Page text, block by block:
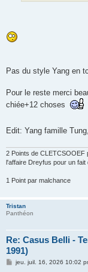
Pas du style Yang en
Pour le reste merci
chiée+12 choses
Edit: Yang famille
2 Points de CLETCSOOEF
l'affaire Dreyfus pour un fait
1 Point par malchance
Tristan
Panthéon
Re: Casus Belli -
1991)
Mjeu. juil. 16, 2026 10:02